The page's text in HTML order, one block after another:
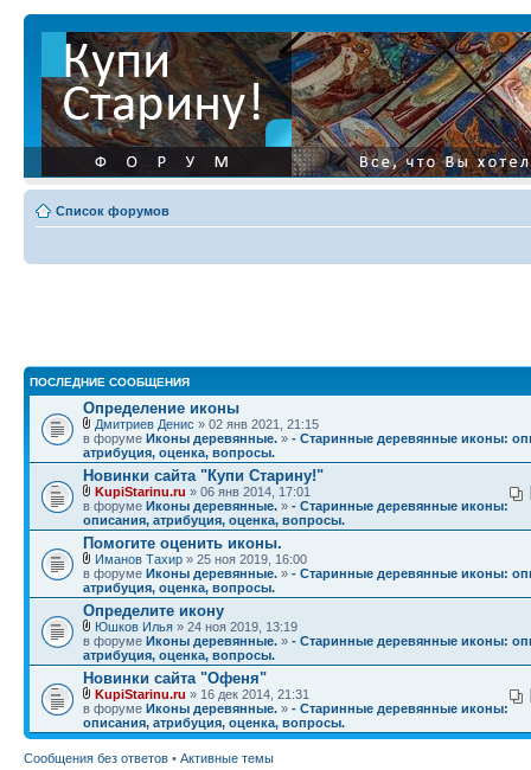
Список форумов
ПОСЛЕДНИЕ СООБЩЕНИЯ
Определение иконы
Дмитриев Денис » 02 янв 2021, 21:15
в форуме Иконы деревянные. » - Старинные деревянные иконы:
атрибуция, оценка, вопросы.
Новинки сайта "Купи Старину!"
KupiStarinu.ru » 06 янв 2014, 17:01
в форуме Иконы деревянные. » - Старинные деревянные иконы:
описания, атрибуция, оценка, вопросы.
Помогите оценить иконы.
Иманов Тахир » 25 ноя 2019, 16:00
в форуме Иконы деревянные. » - Старинные деревянные иконы:
атрибуция, оценка, вопросы.
Определите икону
Юшков Илья » 24 ноя 2019, 13:19
в форуме Иконы деревянные. » - Старинные деревянные иконы:
атрибуция, оценка, вопросы.
Новинки сайта "Офеня"
KupiStarinu.ru » 16 дек 2014, 21:31
в форуме Иконы деревянные. » - Старинные деревянные иконы:
описания, атрибуция, оценка, вопросы.
Сообщения без ответов • Активные темы